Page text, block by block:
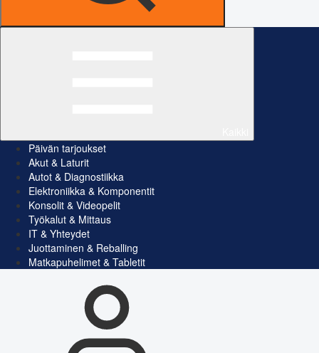
Päivän tarjoukset
Akut & Laturit
Autot & Diagnostiikka
Elektroniikka & Komponentit
Konsolit & Videopelit
Työkalut & Mittaus
IT & Yhteydet
Juottaminen & Reballing
Matkapuhelimet & Tabletit